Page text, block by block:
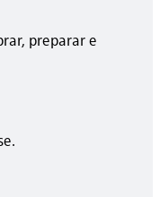
preparar e